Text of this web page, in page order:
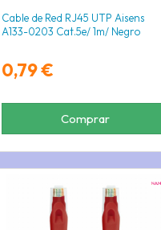
Cable de Red RJ45 UTP Aisens
A133-0203 Cat.5e/ 1m/ Negro
0,79 €
Comprar